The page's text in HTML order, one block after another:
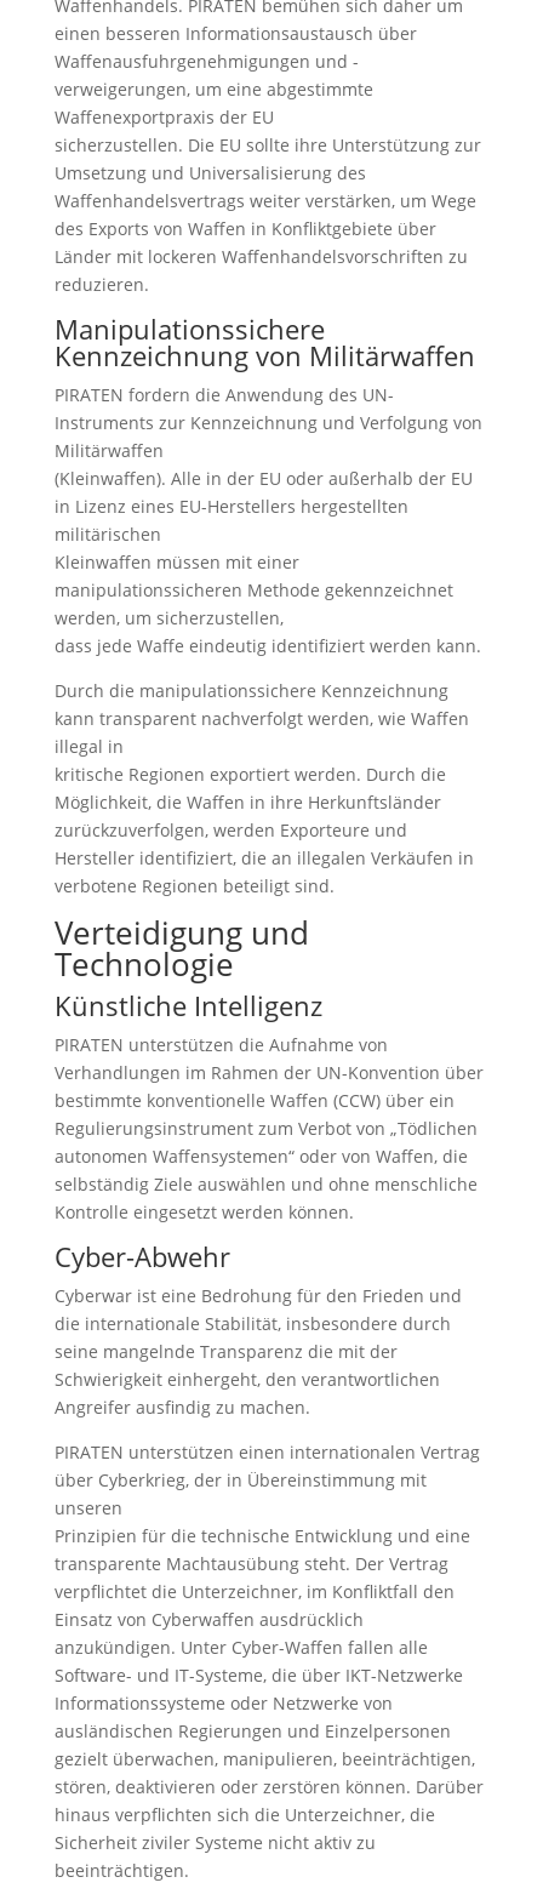
Waffenhandels. PIRATEN bemühen sich daher um
einen besseren Informationsaustausch über
Waffenausfuhrgenehmigungen und -
verweigerungen, um eine abgestimmte
Waffenexportpraxis der EU
sicherzustellen. Die EU sollte ihre Unterstützung zur
Umsetzung und Universalisierung des
Waffenhandelsvertrags weiter verstärken, um Wege
des Exports von Waffen in Konfliktgebiete über
Länder mit lockeren Waffenhandelsvorschriften zu
reduzieren.
Manipulationssichere
Kennzeichnung von Militärwaffen
PIRATEN fordern die Anwendung des UN-
Instruments zur Kennzeichnung und Verfolgung von
Militärwaffen
(Kleinwaffen). Alle in der EU oder außerhalb der EU
in Lizenz eines EU-Herstellers hergestellten
militärischen
Kleinwaffen müssen mit einer
manipulationssicheren Methode gekennzeichnet
werden, um sicherzustellen,
dass jede Waffe eindeutig identifiziert werden kann.
Durch die manipulationssichere Kennzeichnung
kann transparent nachverfolgt werden, wie Waffen
illegal in
kritische Regionen exportiert werden. Durch die
Möglichkeit, die Waffen in ihre Herkunftsländer
zurückzuverfolgen, werden Exporteure und
Hersteller identifiziert, die an illegalen Verkäufen in
verbotene Regionen beteiligt sind.
Verteidigung und
Technologie
Künstliche Intelligenz
PIRATEN unterstützen die Aufnahme von
Verhandlungen im Rahmen der UN-Konvention über
bestimmte konventionelle Waffen (CCW) über ein
Regulierungsinstrument zum Verbot von „Tödlichen
autonomen Waffensystemen“ oder von Waffen, die
selbständig Ziele auswählen und ohne menschliche
Kontrolle eingesetzt werden können.
Cyber-Abwehr
Cyberwar ist eine Bedrohung für den Frieden und
die internationale Stabilität, insbesondere durch
seine mangelnde Transparenz die mit der
Schwierigkeit einhergeht, den verantwortlichen
Angreifer ausfindig zu machen.
PIRATEN unterstützen einen internationalen Vertrag
über Cyberkrieg, der in Übereinstimmung mit
unseren
Prinzipien für die technische Entwicklung und eine
transparente Machtausübung steht. Der Vertrag
verpflichtet die Unterzeichner, im Konfliktfall den
Einsatz von Cyberwaffen ausdrücklich
anzukündigen. Unter Cyber-Waffen fallen alle
Software- und IT-Systeme, die über IKT-Netzwerke
Informationssysteme oder Netzwerke von
ausländischen Regierungen und Einzelpersonen
gezielt überwachen, manipulieren, beeinträchtigen,
stören, deaktivieren oder zerstören können. Darüber
hinaus verpflichten sich die Unterzeichner, die
Sicherheit ziviler Systeme nicht aktiv zu
beeinträchtigen.